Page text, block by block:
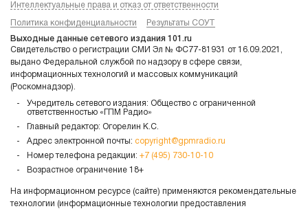
Интеллектуальные права и отказ от ответственности
Политика конфиденциальности Результаты СОУТ
Выходные данные сетевого издания 101.ru
Свидетельство о регистрации СМИ Эл № ФС77-81931 от 16.09.2021,
выдано Федеральной службой по надзору в сфере связи,
информационных технологий и массовых коммуникаций
(Роскомнадзор).
Учредитель сетевого издания: Общество с ограниченной
ответственностью «ГПМ Радио»
Главный редактор: Огорелин К.С.
Адрес электронной почты: copyright@gpmradio.ru
Номер телефона редакции: +7 (495) 730-10-10
Возрастное ограничение 18+
На информационном ресурсе (сайте) применяются рекомендательные
технологии (информационные технологии предоставления